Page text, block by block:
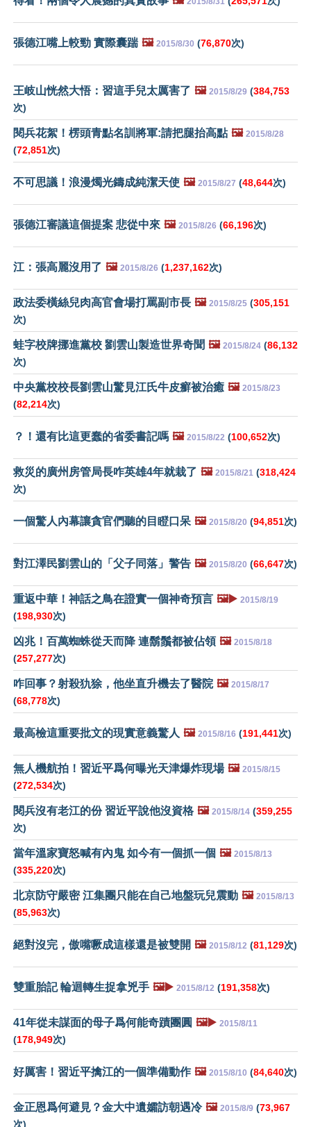
張德江嘴上較勁 實際囊踹 🖼️ 2015/8/30 (76,870次)
王岐山恍然大悟：習這手兒太厲害了 🖼️ 2015/8/29 (384,753
次)
閱兵花絮！楞頭青點名訓將軍:請把腿抬高點 🖼️ 2015/8/28
(72,851次)
不可思議！浪漫燭光鑄成純潔天使 🖼️ 2015/8/27 (48,644次)
張德江審議這個提案 悲從中來 🖼️ 2015/8/26 (66,196次)
江：張高麗沒用了 🖼️ 2015/8/26 (1,237,162次)
政法委橫絲兒肉高官會場打罵副市長 🖼️ 2015/8/25 (305,151
次)
蛙字校牌挪進黨校 劉雲山製造世界奇聞 🖼️ 2015/8/24 (86,132
次)
中央黨校校長劉雲山驚見江氏牛皮癬被治癒 🖼️ 2015/8/23
(82,214次)
？！還有比這更蠢的省委書記嗎 🖼️ 2015/8/22 (100,652次)
救災的廣州房管局長咋英雄4年就栽了 🖼️ 2015/8/21 (318,424
次)
一個驚人內幕讓貪官們聽的目瞪口呆 🖼️ 2015/8/20 (94,851次)
對江澤民劉雲山的「父子同落」警告 🖼️ 2015/8/20 (66,647次)
重返中華！神話之鳥在證實一個神奇預言 🖼️▶️ 2015/8/19
(198,930次)
凶兆！百萬蜘蛛從天而降 連鬍鬚都被佔領 🖼️ 2015/8/18
(257,277次)
咋回事？射殺犰狳，他坐直升機去了醫院 🖼️ 2015/8/17
(68,778次)
最高檢這重要批文的現實意義驚人 🖼️ 2015/8/16 (191,441次)
無人機航拍！習近平爲何曝光天津爆炸現場 🖼️ 2015/8/15
(272,534次)
閱兵沒有老江的份 習近平說他沒資格 🖼️ 2015/8/14 (359,255
次)
當年溫家寶怒喊有內鬼 如今有一個抓一個 🖼️ 2015/8/13
(335,220次)
北京防守嚴密 江集團只能在自己地盤玩兒震動 🖼️ 2015/8/13
(85,963次)
絕對沒完，傲嘴噘成這樣還是被雙開 🖼️ 2015/8/12 (81,129次)
雙重胎記 輪迴轉生捉拿兇手 🖼️▶️ 2015/8/12 (191,358次)
41年從未謀面的母子爲何能奇蹟團圓 🖼️▶️ 2015/8/11
(178,949次)
好厲害！習近平擒江的一個準備動作 🖼️ 2015/8/10 (84,640次)
金正恩爲何避見？金大中遺孀訪朝遇冷 🖼️ 2015/8/9 (73,967
次)